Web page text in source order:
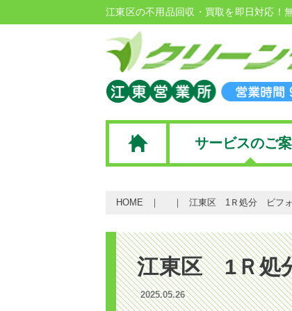
江東区の不用品回収・買取を即日対応！
サービスのご
HOME 江東区 1Ｒ処分 ビフ
江東区 1Ｒ処
2025.05.26